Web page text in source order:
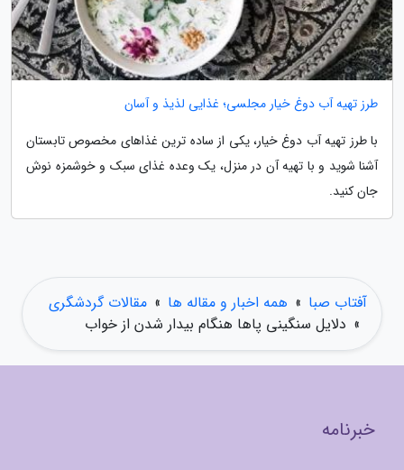
طرز تهیه آب دوغ خیار مجلسی؛ غذایی لذیذ و آسان
با طرز تهیه آب دوغ خیار، یکی از ساده ترین غذاهای مخصوص تابستان
آشنا شوید و با تهیه آن در منزل، یک وعده غذای سبک و خوشمزه نوش
جان کنید.
آفتاب صبا » همه اخبار و مقاله ها » مقالات گردشگری
» دلایل سنگینی پاها هنگام بیدار شدن از خواب
خبرنامه